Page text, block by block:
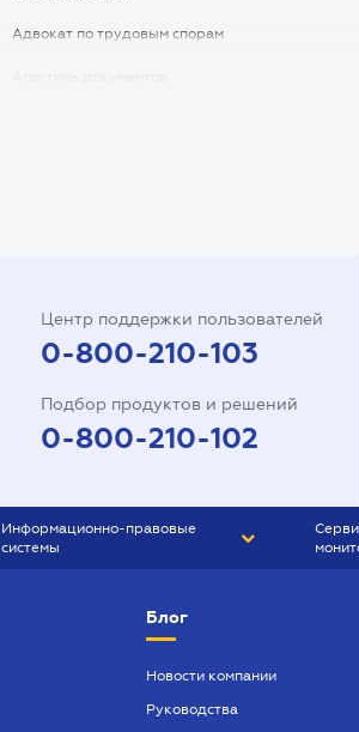
Адвокат по трудовым спорам
представление интересов в
суде
Доверенность на регистрацию
юридического лица
Договор аренды квартиры
Центр поддержки пользователей
0-800-210-103
Подбор продуктов и решений
0-800-210-102
Информационно-правовые
системы
БУХГАЛТЕР ПРОФ
Блог
Новости компании
Руководства